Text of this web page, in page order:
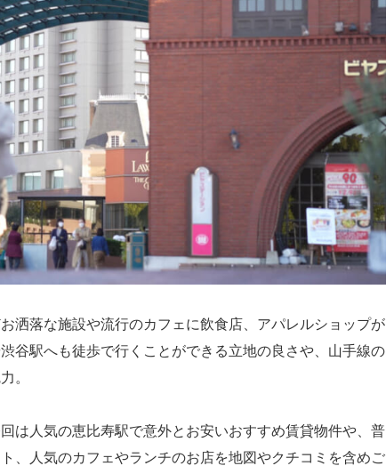
洒落な施設や流行のカフェに飲食店、アパレルショップが
谷駅へも徒歩で行くことができる立地の良さや、山手線の
。
は人気の恵比寿駅で意外とお安いおすすめ賃貸物件や、普
、人気のカフェやランチのお店を地図やクチコミを含めご